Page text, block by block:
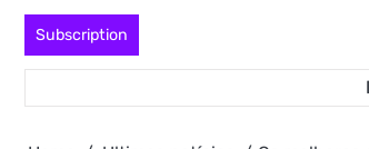
Skip
content
Subscription